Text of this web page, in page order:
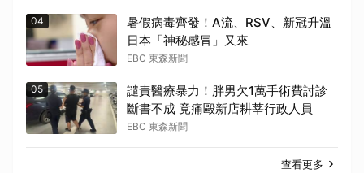
04
暑假病毒齊發！A流、RSV、新冠升溫
日本「神秘感冒」又來
EBC 東森新聞
05
譴責醫療暴力！胖男欠1萬手術費討診
斷書不成 竟痛毆新店耕莘行政人員
EBC 東森新聞
查看更多